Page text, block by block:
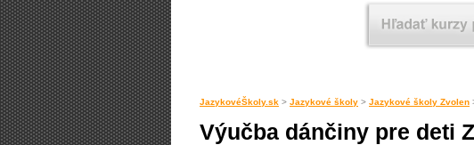
JazykovéŠkoly.sk > Jazykové školy > Jazykové školy Zvolen
Výučba dánčiny pre deti